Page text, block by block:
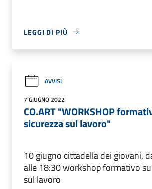
LEGGI DI PIÙ
AVVISI
7 GIUGNO 2022
CO.ART "WORKSHOP
sicurezza sul lavoro"
10 giugno cittadella dei giovani,
alle 18:30 workshop formativo
sul lavoro